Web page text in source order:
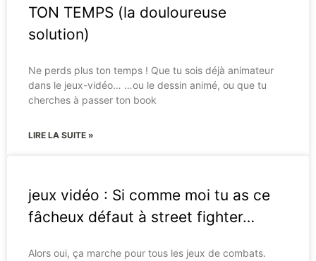
TON TEMPS (la douloureuse
solution)
Ne perds plus ton temps ! Que tu sois déjà animateur
dans le jeux-vidéo… …ou le dessin animé, ou que tu
cherches à passer ton book
LIRE LA SUITE »
jeux vidéo : Si comme moi tu as ce
fâcheux défaut à street fighter…
Alors oui, ça marche pour tous les jeux de combats.